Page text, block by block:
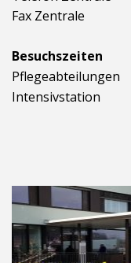
Fax Zentrale
Besuchszeiten
Pflegeabteilungen
Intensivstation